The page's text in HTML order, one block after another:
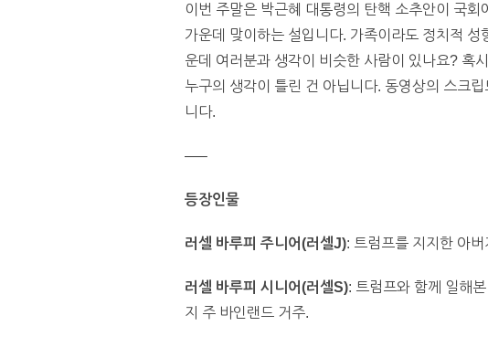
이번 주말은 박근혜 대통령의 탄핵 소추안이 국
가운데 맞이하는 설입니다. 가족이라도 정치적
운데 여러분과 생각이 비슷한 사람이 있나요? 혹
누구의 생각이 틀린 건 아닙니다. 동영상의 스크
니다.
—–
등장인물
러셀 바루피 주니어(러셀J): 트럼프를 지지한 아
러셀 바루피 시니어(러셀S): 트럼프와 함께 일해
지 주 바인랜드 거주.